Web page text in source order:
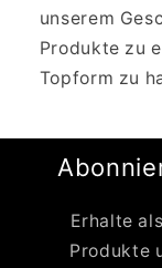
unserem
Produkte zu
Topform zu
Erhalte
Produkte